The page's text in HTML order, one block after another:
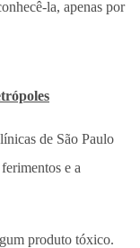
la, apenas por
de São Paulo
e a
produto tóxico.